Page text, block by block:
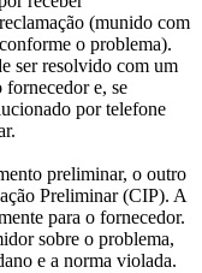
(munido com
o problema).
ser resolvido com um
fornecedor e, se
por telefone
preliminar, o outro
Preliminar (CIP). A
para o fornecedor.
sobre o problema,
e a norma violada.